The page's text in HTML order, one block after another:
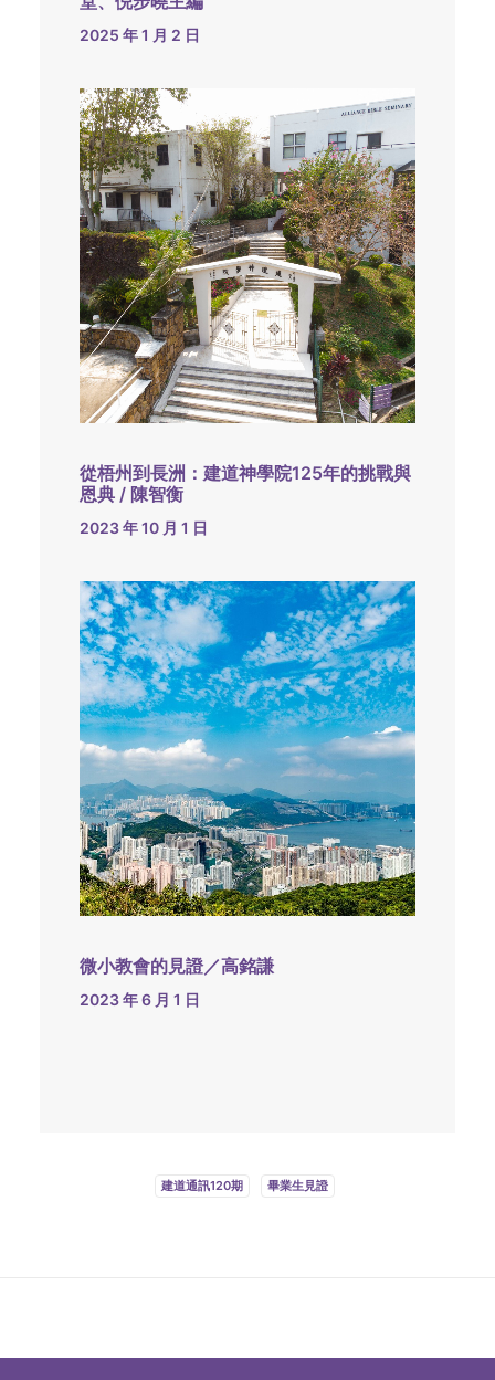
2025 年 1 月 2 日
從梧州到長洲：建道神學院125年的挑戰與
恩典 / 陳智衡
2023 年 10 月 1 日
微小教會的見證／高銘謙
2023 年 6 月 1 日
建道通訊120期 畢業生見證